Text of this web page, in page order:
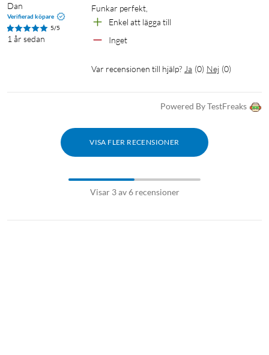
Dan
Verifierad köpare
5/5
1 år sedan
Funkar perfekt,
Enkel att lägga till
Inget
Var recensionen till hjälp? Ja (0) Nej (0)
Powered By TestFreaks
VISA FLER RECENSIONER
Visar 3 av 6 recensioner